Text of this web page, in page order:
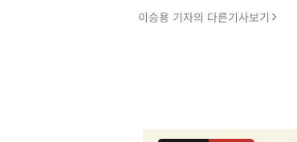
이승용 기자의 다른기사보기